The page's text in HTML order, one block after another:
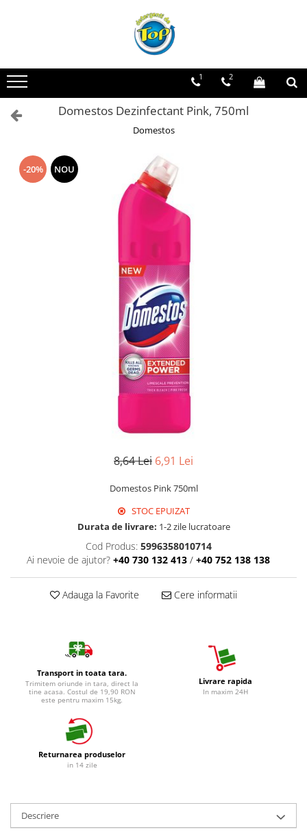
Ingrijire Casa
Detergenti Rufe
Detergenti Pudra
Detergenti Curatenie Casa
Sano Detergent Pardoseli
Detergenti Curatenie Casa
Odorizant Vas WC
Detergent Vase Manual
Sare Masina De Spalat
Folie Si Pungi Alimentare
Lavete Si Bureti
Curatenie Bucatarie
Pungi Ambalare / Saci Menajeri
Vase Si Accesorii
Igiena si Dezinfectie
Cif Spray Baie
1 2
Domestos Dezinfectant Pink, 750ml
Domestos
-20% NOU
8,64 Lei 6,91 Lei
Domestos Pink 750ml
STOC EPUIZAT
Durata de livrare: 1-2 zile lucratoare
Cod Produs: 5996358010714
Ai nevoie de ajutor? +40 730 132 413 / +40 752 138 138
Adauga la Favorite Cere informatii
Transport in toata tara.
Trimitem oriunde in tara, direct la
tine acasa. Costul de 19,90 RON
este pentru maxim 15kg.
Livrare rapida
In maxim 24H
Returnarea produselor
in 14 zile
Descriere